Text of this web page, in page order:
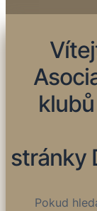
stránky
Pokud